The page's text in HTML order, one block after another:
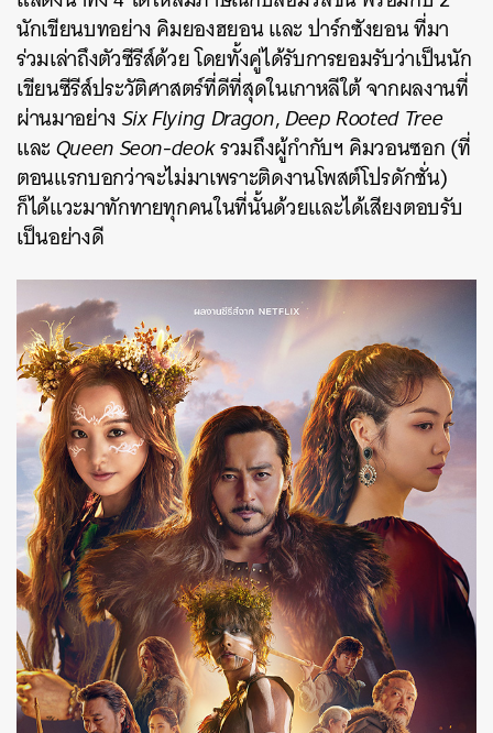
นักเขียนบทอย่าง คิมยองฮยอน และ ปาร์กซังยอน ที่มา
ร่วมเล่าถึงตัวซีรีส์ด้วย โดยทั้งคู่ได้รับการยอมรับว่าเป็นนัก
เขียนซีรีส์ประวัติศาสตร์ที่ดีที่สุดในเกาหลีใต้ จากผลงานที่
ผ่านมาอย่างSix Flying Dragon,Deep Rooted Tree
และQueen Seon-deokรวมถึงผู้กำกับฯ คิมวอนซอก (ที่
ตอนแรกบอกว่าจะไม่มาเพราะติดงานโพสต์โปรดักชั่น)
ก็ได้แวะมาทักทายทุกคนในที่นั้นด้วยและได้เสียงตอบรับ
เป็นอย่างดี